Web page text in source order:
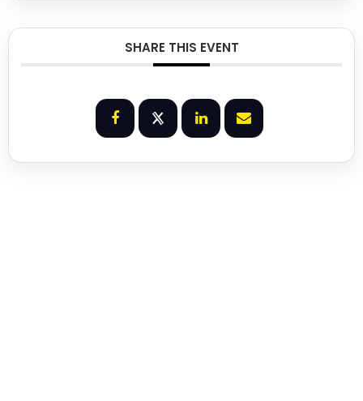
SHARE THIS EVENT